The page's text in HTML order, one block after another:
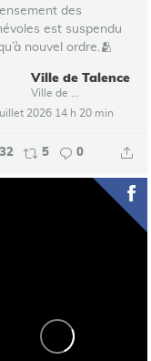
des
est suspendu
nouvel ordre.🫂
Ville de Talence
2026 14 h 20 min
32 5 0